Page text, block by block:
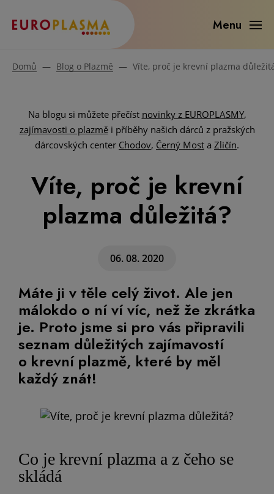
Menu
Domů — Blog o Plazmě — Víte, proč je krevní plazma
Na blogu si můžete přečíst novinky z EUROPLASMY,
zajímavosti o plazměi příběhy našich dárců z pražských
dárcovských center Chodov, Černý Most a Zličín.
Víte, proč je krevní
plazma důležitá?
06. 08. 2020
Máte ji v těle celý život. Ale jen
málokdo o ní ví víc, než že zkrátka
je. Proto jsme si pro vás připravili
seznam důležitých zajímavostí
o krevní plazmě, které by měl
každý znát!
Co je krevní plazma a z čeho se
skládá